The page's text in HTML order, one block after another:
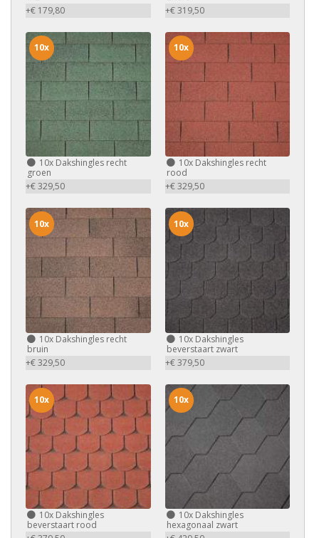
+€ 179,80
+€ 319,50
10x Dakshingles recht
groen
+€ 329,50
10x
10xDakshingles recht
rood
+€ 329,50
10x
10x Dakshingles recht
bruin
+€ 329,50
10x
10xDakshingles
beverstaart zwart
+€ 379,50
10x
10x Dakshingles
beverstaart rood
10x
10xDakshingles
hexagonaal zwart
10x